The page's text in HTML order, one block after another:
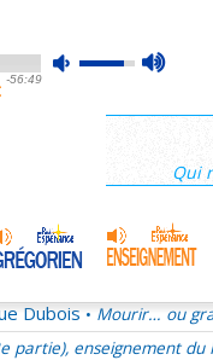
mute
max
-56:49
Qui
Pape François 28/68
Après 2013, quel
L'Eucharistie chez les
Homélie du samedi
Dubois • Mourir… ou
partie), enseignement